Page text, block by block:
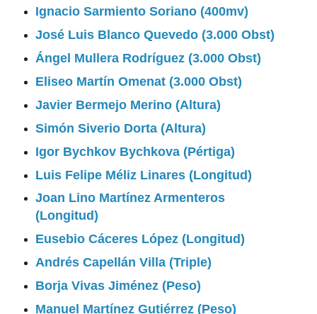
Ignacio Sarmiento Soriano (400mv)
José Luis Blanco Quevedo (3.000 Obst)
Ángel Mullera Rodríguez (3.000 Obst)
Eliseo Martín Omenat (3.000 Obst)
Javier Bermejo Merino (Altura)
Simón Siverio Dorta (Altura)
Igor Bychkov Bychkova (Pértiga)
Luis Felipe Méliz Linares (Longitud)
Joan Lino Martínez Armenteros
(Longitud)
Eusebio Cáceres López (Longitud)
Andrés Capellán Villa (Triple)
Borja Vivas Jiménez (Peso)
Manuel Martínez Gutiérrez (Peso)